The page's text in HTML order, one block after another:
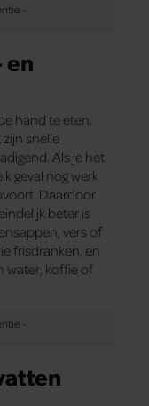
en
hand te eten.
snelle
Als je het
geval nog werk
Daardoor
beter is
vers of
frisdranken, en
water, koffie of